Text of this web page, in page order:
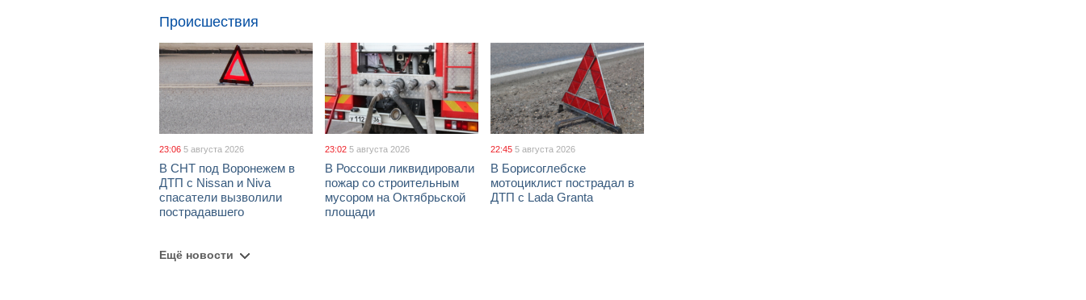
Происшествия
23:06 5 августа 2026
В СНТ под Воронежем в
ДТП с Nissan и Niva
спасатели вызволили
пострадавшего
23:02 5 августа 2026
В Россоши ликвидировали
пожар со строительным
мусором на Октябрьской
площади
22:45 5 августа 2026
В Борисоглебске
мотоциклист пострадал в
ДТП с Lada Granta
Ещё новости